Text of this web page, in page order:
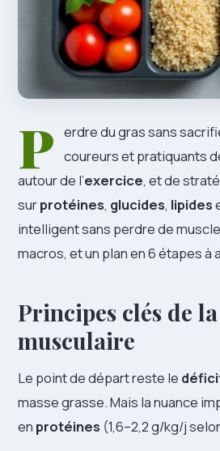
P erdre du gras sans
coureurs et pratiquants
autour de l’exercice, et de
surprotéines, glucides, lipides
intelligent sans perdre de
macros, et un plan en 6 étapes
Principes clés de
musculaire
Le point de départ reste le
masse grasse. Mais la nuance
en protéines (1,6–2,2 g/kg/j